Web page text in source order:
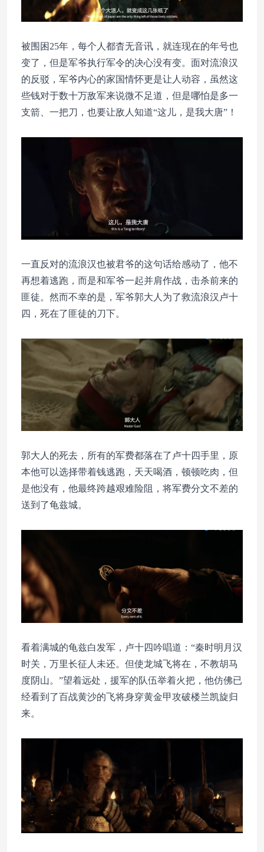
被围困25年，每个人都杳无音讯，就连现在的年号也
变了，但是军爷执行军令的决心没有变。面对流浪汉
的反驳，军爷内心的家国情怀更是让人动容，虽然这
些钱对于数十万敌军来说微不足道，但是哪怕是多一
支箭、一把刀，也要让敌人知道“这儿，是我大唐”！
一直反对的流浪汉也被君爷的这句话给感动了，他不
再想着逃跑，而是和军爷一起并肩作战，击杀前来的
匪徒。然而不幸的是，军爷郭大人为了救流浪汉卢十
四，死在了匪徒的刀下。
郭大人的死去，所有的军费都落在了卢十四手里，原
本他可以选择带着钱逃跑，天天喝酒，顿顿吃肉，但
是他没有，他最终跨越艰难险阻，将军费分文不差的
送到了龟兹城。
看着满城的龟兹白发军，卢十四吟唱道：“秦时明月汉
时关，万里长征人未还。但使龙城飞将在，不教胡马
度阴山。”望着远处，援军的队伍举着火把，他仿佛已
经看到了百战黄沙的飞将身穿黄金甲攻破楼兰凯旋归
来。